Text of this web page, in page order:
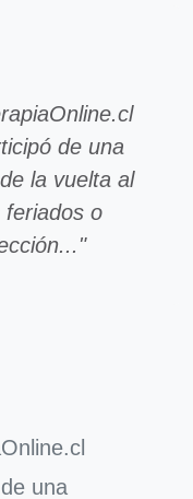
de una
la vuelta al
o
una